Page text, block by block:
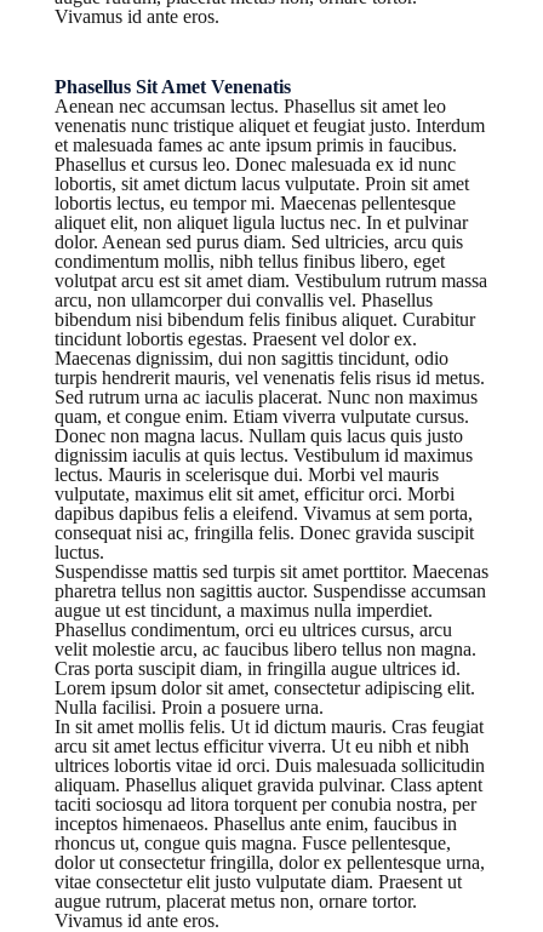
Vivamus id ante eros.
Phasellus Sit Amet Venenatis
Aenean nec accumsan lectus. Phasellus sit amet leo
venenatis nunc tristique aliquet et feugiat justo. Interdum
et malesuada fames ac ante ipsum primis in faucibus.
Phasellus et cursus leo. Donec malesuada ex id nunc
lobortis, sit amet dictum lacus vulputate. Proin sit amet
lobortis lectus, eu tempor mi. Maecenas pellentesque
aliquet elit, non aliquet ligula luctus nec. In et pulvinar
dolor. Aenean sed purus diam. Sed ultricies, arcu quis
condimentum mollis, nibh tellus finibus libero, eget
volutpat arcu est sit amet diam. Vestibulum rutrum massa
arcu, non ullamcorper dui convallis vel. Phasellus
bibendum nisi bibendum felis finibus aliquet. Curabitur
tincidunt lobortis egestas. Praesent vel dolor ex.
Maecenas dignissim, dui non sagittis tincidunt, odio
turpis hendrerit mauris, vel venenatis felis risus id metus.
Sed rutrum urna ac iaculis placerat. Nunc non maximus
quam, et congue enim. Etiam viverra vulputate cursus.
Donec non magna lacus. Nullam quis lacus quis justo
dignissim iaculis at quis lectus. Vestibulum id maximus
lectus. Mauris in scelerisque dui. Morbi vel mauris
vulputate, maximus elit sit amet, efficitur orci. Morbi
dapibus dapibus felis a eleifend. Vivamus at sem porta,
consequat nisi ac, fringilla felis. Donec gravida suscipit
luctus.
Suspendisse mattis sed turpis sit amet porttitor. Maecenas
pharetra tellus non sagittis auctor. Suspendisse accumsan
augue ut est tincidunt, a maximus nulla imperdiet.
Phasellus condimentum, orci eu ultrices cursus, arcu
velit molestie arcu, ac faucibus libero tellus non magna.
Cras porta suscipit diam, in fringilla augue ultrices id.
Lorem ipsum dolor sit amet, consectetur adipiscing elit.
Nulla facilisi. Proin a posuere urna.
In sit amet mollis felis. Ut id dictum mauris. Cras feugiat
arcu sit amet lectus efficitur viverra. Ut eu nibh et nibh
ultrices lobortis vitae id orci. Duis malesuada sollicitudin
aliquam. Phasellus aliquet gravida pulvinar. Class aptent
taciti sociosqu ad litora torquent per conubia nostra, per
inceptos himenaeos. Phasellus ante enim, faucibus in
rhoncus ut, congue quis magna. Fusce pellentesque,
dolor ut consectetur fringilla, dolor ex pellentesque urna,
vitae consectetur elit justo vulputate diam. Praesent ut
augue rutrum, placerat metus non, ornare tortor.
Vivamus id ante eros.